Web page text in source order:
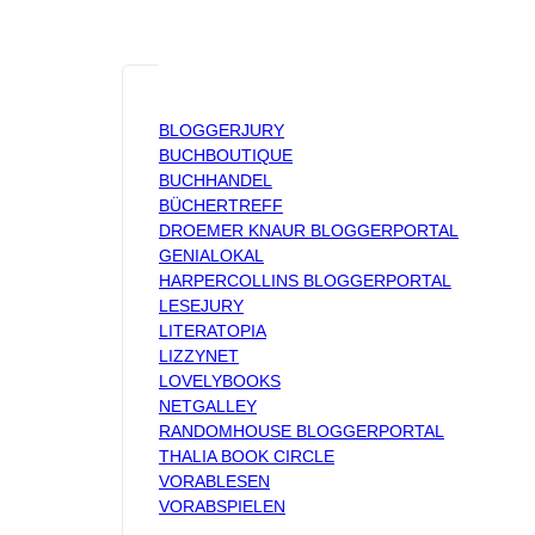
BLOGGERJURY
BUCHBOUTIQUE
BUCHHANDEL
BÜCHERTREFF
DROEMER KNAUR BLOGGERPORTAL
GENIALOKAL
HARPERCOLLINS BLOGGERPORTAL
LESEJURY
LITERATOPIA
LIZZYNET
LOVELYBOOKS
NETGALLEY
RANDOMHOUSE BLOGGERPORTAL
THALIA BOOK CIRCLE
VORABLESEN
VORABSPIELEN